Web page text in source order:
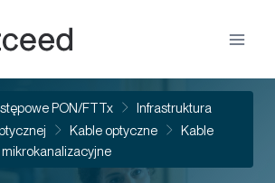
PON/FTTx
Infrastruktura
Kable optyczne
Kable